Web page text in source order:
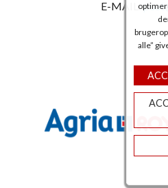
alle”
E-MAIL: